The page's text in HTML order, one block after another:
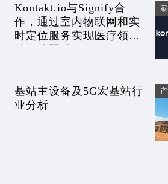
Kontakt.io与Signify合
作，通过室内物联网和实
时定位服务实现医疗领域
基站主设备及5G宏基站行
业分析